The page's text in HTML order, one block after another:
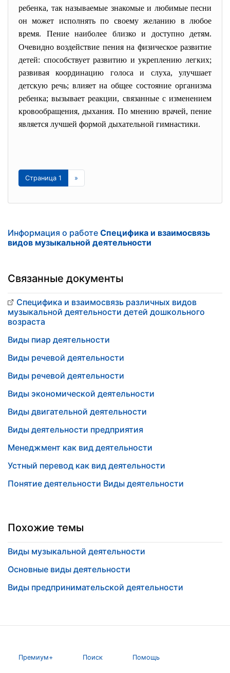
ребенка, так называемые знакомые и любимые песни
он может исполнять по своему желанию в любое
время. Пение наиболее близко и доступно детям.
Очевидно воздействие пения на физическое развитие
детей: способствует развитию и укреплению легких;
развивая координацию голоса и слуха, улучшает
детскую речь; влияет на общее состояние организма
ребенка; вызывает реакции, связанные с изменением
кровообращения, дыхания. По мнению врачей, пение
является лучшей формой дыхательной гимнастики.
Страница 1 »
Информация о работе Специфика и взаимосвязь
видов музыкальной деятельности
Связанные документы
Специфика и взаимосвязь различных видов
музыкальной деятельности детей дошкольного
возраста
Виды пиар деятельности
Виды речевой деятельности
Виды речевой деятельности
Виды экономической деятельности
Виды двигательной деятельности
Виды деятельности предприятия
Менеджмент как вид деятельности
Устный перевод как вид деятельности
Понятие деятельности Виды деятельности
Похожие темы
Виды музыкальной деятельности
Основные виды деятельности
Виды предпринимательской деятельности
Премиум+ Поиск Помощь